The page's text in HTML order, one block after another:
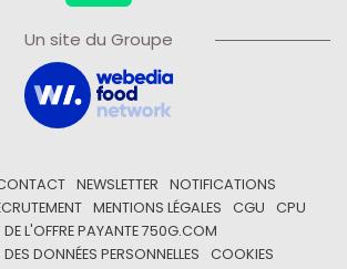
Un site du Groupe
NEWSLETTER
NOTIFICATIONS
MENTIONS LÉGALES CGU
CPU
L'OFFRE PAYANTE 750G.COM
DONNÉES PERSONNELLES
COOKIES